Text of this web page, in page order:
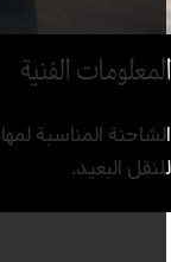
الفنية
البعيد.